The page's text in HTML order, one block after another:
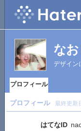
な
デザイン
プロフィール
プロフィール 最終更新
はてなID